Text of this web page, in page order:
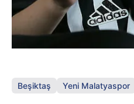
Beşiktaş Yeni Malatyaspor